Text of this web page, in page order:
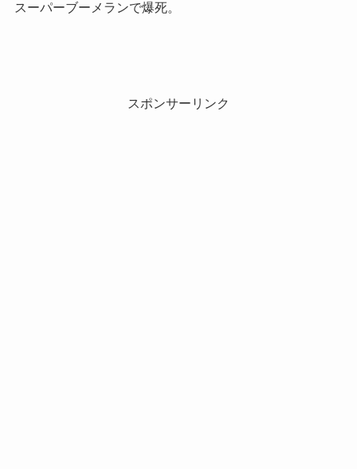
スーパーブーメランで爆死。
スポンサーリンク